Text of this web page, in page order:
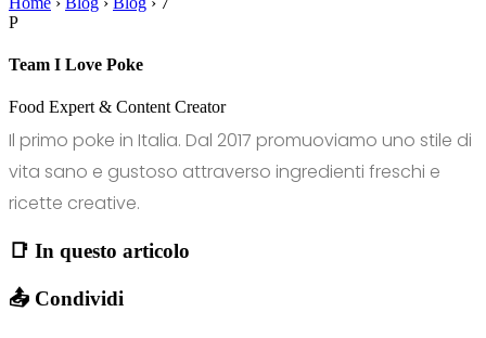
P
Team I Love Poke
Food Expert & Content Creator
Il primo poke in Italia. Dal 2017 promuoviamo uno stile di
vita sano e gustoso attraverso ingredienti freschi e
ricette creative.
📑 In questo articolo
📤 Condividi